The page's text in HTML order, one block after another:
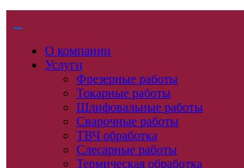
О компании
Услуги
Фрезерные работы
Токарные работы
Шлифовальные работы
Сварочные работы
ТВЧ обработка
Слесарные работы
Термическая обработка